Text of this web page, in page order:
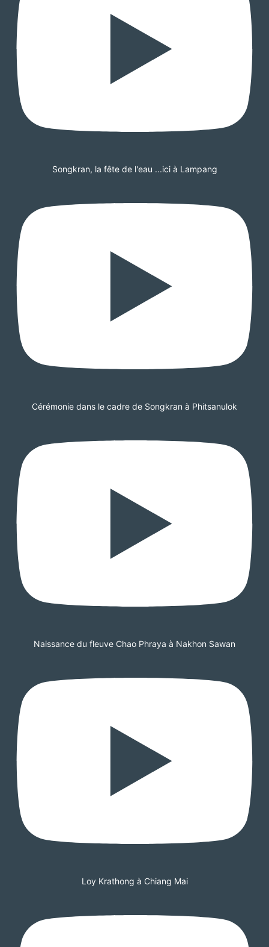
Songkran, la fête de l'eau ...ici à Lampang
Cérémonie dans le cadre de Songkran à Phitsanulok
Naissance du fleuve Chao Phraya à Nakhon Sawan
Loy Krathong à Chiang Mai